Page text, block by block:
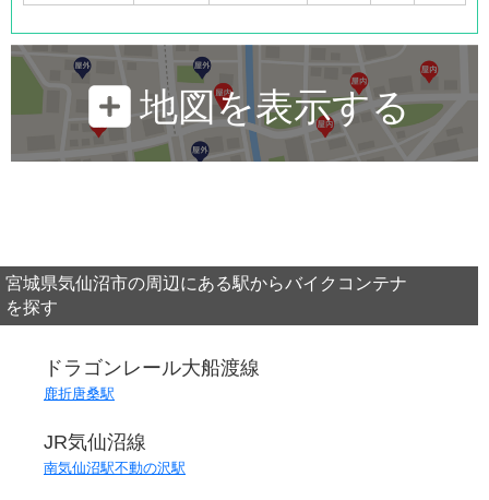
地図を表示する
宮城県気仙沼市の周辺にある駅からバイクコンテナ
を探す
ドラゴンレール大船渡線
鹿折唐桑駅
JR気仙沼線
南気仙沼駅不動の沢駅